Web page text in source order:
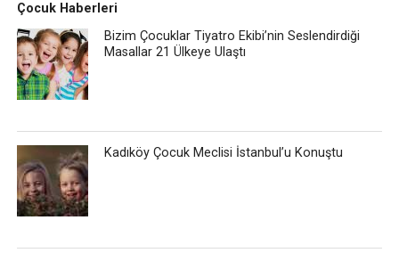
Çocuk Haberleri
Bizim Çocuklar Tiyatro Ekibi’nin Seslendirdiği
Masallar 21 Ülkeye Ulaştı
Kadıköy Çocuk Meclisi İstanbul’u Konuştu